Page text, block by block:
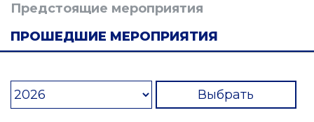
Предстоящие мероприятия
ПРОШЕДШИЕ МЕРОПРИЯТИЯ
Выбрать